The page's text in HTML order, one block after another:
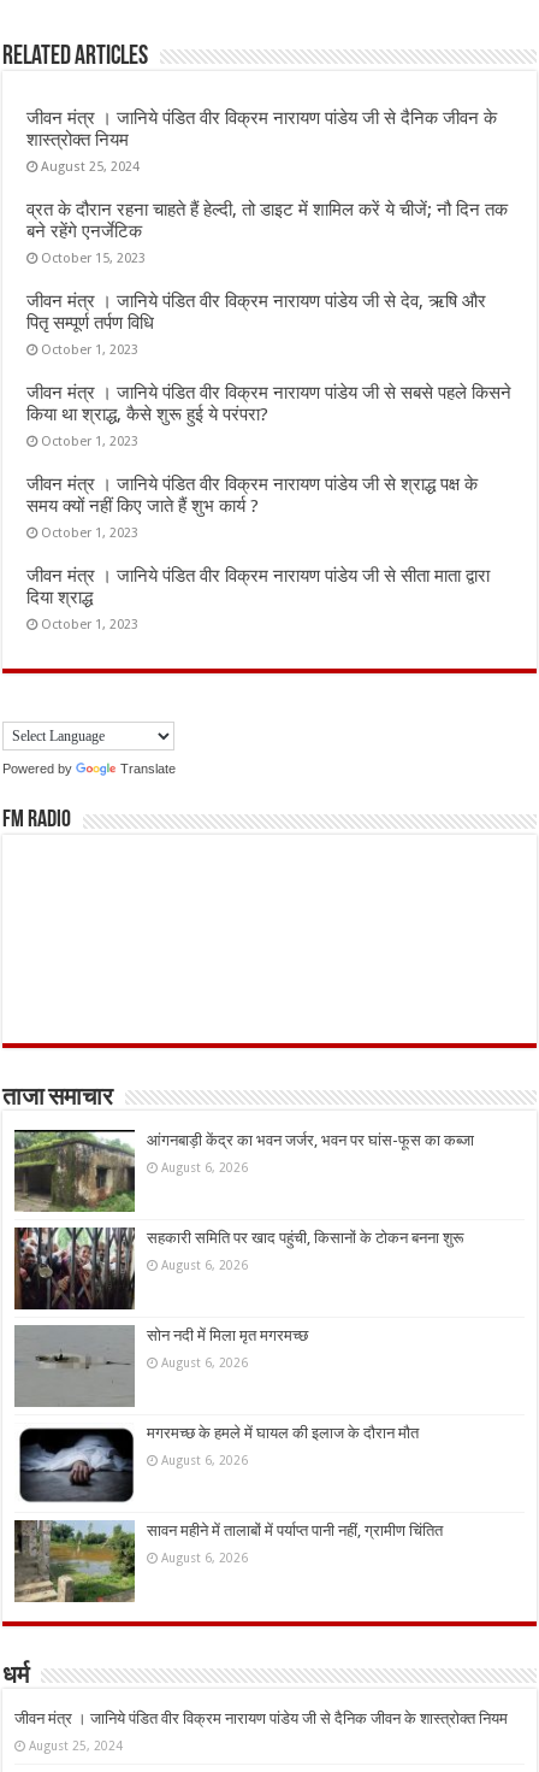
o
o
k
r
A
p
Related Articles
जीवन मंत्र । जानिये पंडित वीर विक्रम नारायण पांडेय जी से दैनिक जीवन के
शास्त्रोक्त नियम
August 25, 2024
व्रत के दौरान रहना चाहते हैं हेल्दी, तो डाइट में शामिल करें ये चीजें; नौ दिन तक
बने रहेंगे एनर्जेटिक
October 15, 2023
जीवन मंत्र । जानिये पंडित वीर विक्रम नारायण पांडेय जी से देव, ऋषि और
पितृ सम्पूर्ण तर्पण विधि
October 1, 2023
जीवन मंत्र । जानिये पंडित वीर विक्रम नारायण पांडेय जी से सबसे पहले किसने
किया था श्राद्ध, कैसे शुरू हुई ये परंपरा?
October 1, 2023
जीवन मंत्र । जानिये पंडित वीर विक्रम नारायण पांडेय जी से श्राद्ध पक्ष के
समय क्यों नहीं किए जाते हैं शुभ कार्य ?
October 1, 2023
जीवन मंत्र । जानिये पंडित वीर विक्रम नारायण पांडेय जी से सीता माता द्वारा
दिया श्राद्ध
October 1, 2023
Powered by Translate
FM Radio
ताजा समाचार
आंगनबाड़ी केंद्र का भवन जर्जर, भवन पर घांस-फूस का कब्जा
August 6, 2026
सहकारी समिति पर खाद पहुंची, किसानों के टोकन बनना शुरू
August 6, 2026
सोन नदी में मिला मृत मगरमच्छ
August 6, 2026
मगरमच्छ के हमले में घायल की इलाज के दौरान मौत
August 6, 2026
सावन महीने में तालाबों में पर्याप्त पानी नहीं, ग्रामीण चिंतित
August 6, 2026
धर्म
जीवन मंत्र । जानिये पंडित वीर विक्रम नारायण पांडेय जी से दैनिक जीवन के शास्त्रोक्त नियम
August 25, 2024